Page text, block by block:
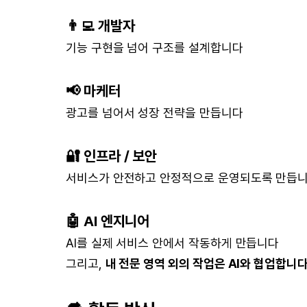
👨‍💻 개발자
기능 구현을 넘어 구조를 설계합니다
📢 마케터
광고를 넘어서 성장 전략을 만듭니다
🔐 인프라 / 보안
서비스가 안전하고 안정적으로 운영되도록 만듭
🤖 AI 엔지니어
AI를 실제 서비스 안에서 작동하게 만듭니다
그리고, 내 전문 영역 외의 작업은 AI와 협업합니